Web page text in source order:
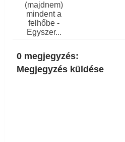
(majdnem)
mindent a
felhőbe -
Egyszer...
0 megjegyzés:
Megjegyzés küldése